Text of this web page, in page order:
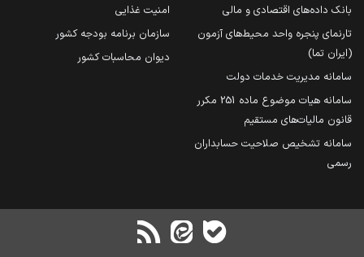
بانک داده‌های اقتصادی و مالی
تارنمای پنجره واحد محیط‌های آزمون
(ایران تما)
سامانه مدیریت خدمات دولت
سامانه هیات موضوع ماده 251 مکرر
قانون مالیات‌های مستقیم
سامانه تشخیص صلاحیت حسابداران
رسمی
امنیت غذایی
سازمان برنامه بودجه کشور
دیوان محاسبات کشور